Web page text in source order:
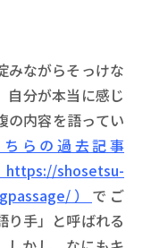
みながらそっけな
自分が本当に感じ
の内容を語ってい
ちらの過去記事
） でご
り手」と呼ばれる